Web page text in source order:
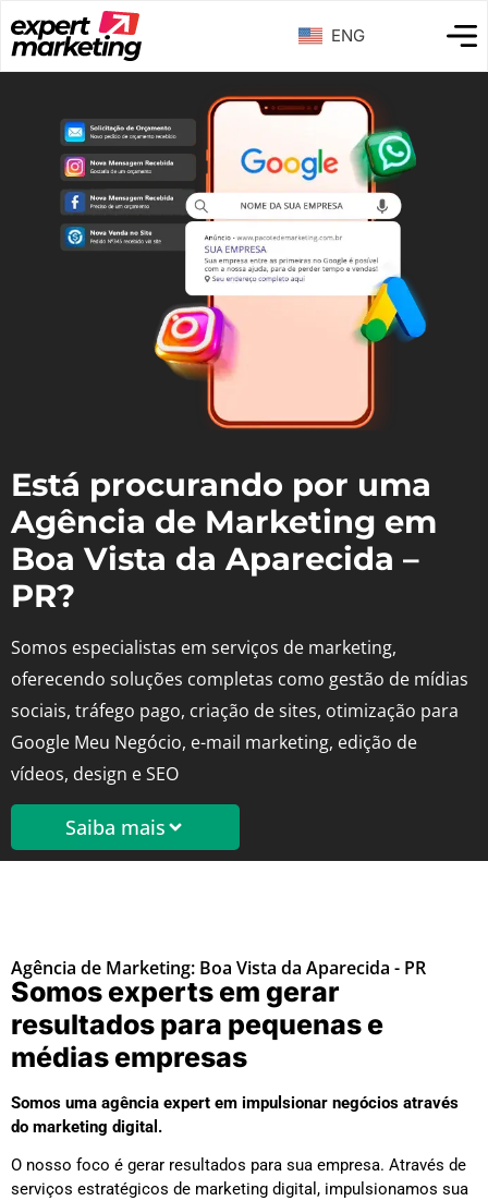
ENG
Está procurando por uma
Agência de Marketing em
Boa Vista da Aparecida –
PR?
Somos especialistas em serviços de marketing,
oferecendo soluções completas como gestão de mídias
sociais, tráfego pago, criação de sites, otimização para
Google Meu Negócio, e-mail marketing, edição de
vídeos, design e SEO
Saiba mais
Agência de Marketing: Boa Vista da Aparecida - PR
Somos experts em gerar
resultados para pequenas e
médias empresas
Somos uma agência expert em impulsionar negócios através
do marketing digital.
O nosso foco é gerar resultados para sua empresa. Através de
serviços estratégicos de marketing digital, impulsionamos sua